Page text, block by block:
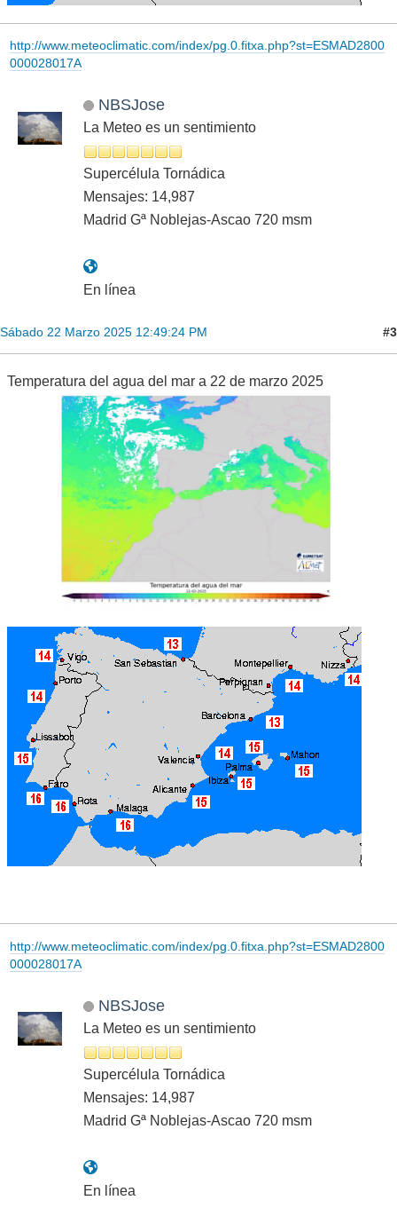
http://www.meteoclimatic.com/index/pg.0.fitxa.php?st=ESMAD2800
000028017A
NBSJose
La Meteo es un sentimiento
Supercélula Tornádica
Mensajes: 14,987
Madrid Gª Noblejas-Ascao 720 msm
En línea
Sábado 22 Marzo 2025 12:49:24 PM #3
Temperatura del agua del mar a 22 de marzo 2025
http://www.meteoclimatic.com/index/pg.0.fitxa.php?st=ESMAD2800
000028017A
NBSJose
La Meteo es un sentimiento
Supercélula Tornádica
Mensajes: 14,987
Madrid Gª Noblejas-Ascao 720 msm
En línea